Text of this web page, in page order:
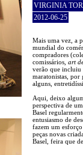
VIRGINIA
2012-06-25
Mais uma vez, a
mundial do
compradores
comissários, art
verão que incluiu
maratonistas, por
alguns,
Aqui, deixo
perspectiva de
Basel
entusiasmo de
fazem um
peças novas
Basel, feira que